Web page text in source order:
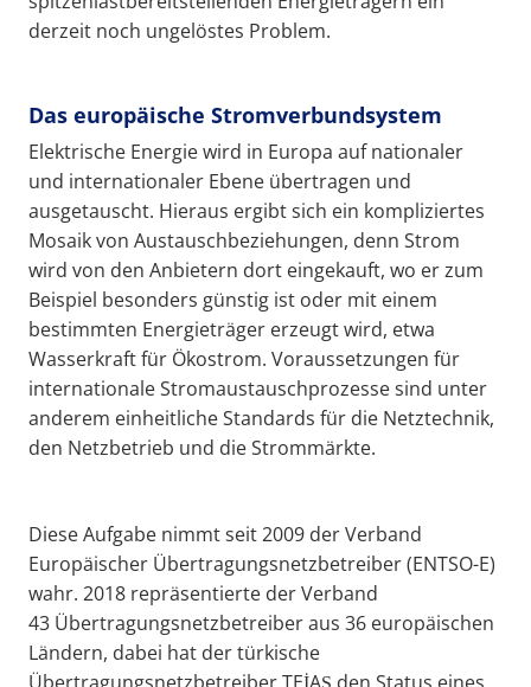
derzeit noch ungelöstes Problem.
Das europäische Stromverbundsystem
Elektrische Energie wird in Europa auf nationaler
und internationaler Ebene übertragen und
ausgetauscht. Hieraus ergibt sich ein kompliziertes
Mosaik von Austauschbeziehungen, denn Strom
wird von den Anbietern dort eingekauft, wo er zum
Beispiel besonders günstig ist oder mit einem
bestimmten Energieträger erzeugt wird, etwa
Wasserkraft für Ökostrom. Voraussetzungen für
internationale Stromaustauschprozesse sind unter
anderem einheitliche Standards für die Netztechnik,
den Netzbetrieb und die Strommärkte.
Diese Aufgabe nimmt seit 2009 der Verband
Europäischer Übertragungsnetzbetreiber (ENTSO-E)
wahr. 2018 repräsentierte der Verband
43 Übertragungsnetzbetreiber aus 36 europäischen
Ländern, dabei hat der türkische